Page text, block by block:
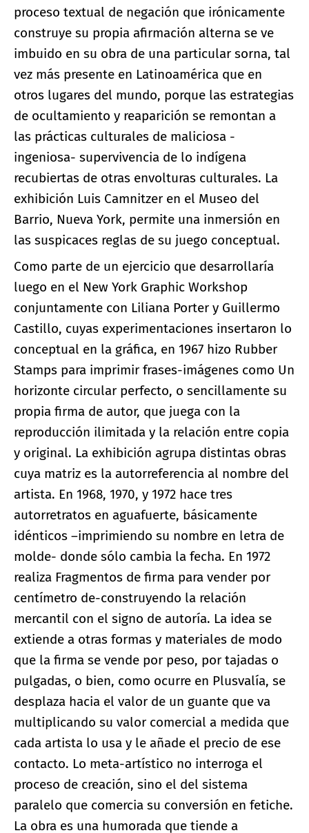
proceso textual de negación que irónicamente
construye su propia afirmación alterna se ve
imbuido en su obra de una particular sorna, tal
vez más presente en Latinoamérica que en
otros lugares del mundo, porque las estrategias
de ocultamiento y reaparición se remontan a
las prácticas culturales de maliciosa -
ingeniosa- supervivencia de lo indígena
recubiertas de otras envolturas culturales. La
exhibición Luis Camnitzer en el Museo del
Barrio, Nueva York, permite una inmersión en
las suspicaces reglas de su juego conceptual.
Como parte de un ejercicio que desarrollaría
luego en el New York Graphic Workshop
conjuntamente con Liliana Porter y Guillermo
Castillo, cuyas experimentaciones insertaron lo
conceptual en la gráfica, en 1967 hizo Rubber
Stamps para imprimir frases-imágenes como Un
horizonte circular perfecto, o sencillamente su
propia firma de autor, que juega con la
reproducción ilimitada y la relación entre copia
y original. La exhibición agrupa distintas obras
cuya matriz es la autorreferencia al nombre del
artista. En 1968, 1970, y 1972 hace tres
autorretratos en aguafuerte, básicamente
idénticos –imprimiendo su nombre en letra de
molde- donde sólo cambia la fecha. En 1972
realiza Fragmentos de firma para vender por
centímetro de-construyendo la relación
mercantil con el signo de autoría. La idea se
extiende a otras formas y materiales de modo
que la firma se vende por peso, por tajadas o
pulgadas, o bien, como ocurre en Plusvalía, se
desplaza hacia el valor de un guante que va
multiplicando su valor comercial a medida que
cada artista lo usa y le añade el precio de ese
contacto. Lo meta-artístico no interroga el
proceso de creación, sino el del sistema
paralelo que comercia su conversión en fetiche.
La obra es una humorada que tiende a